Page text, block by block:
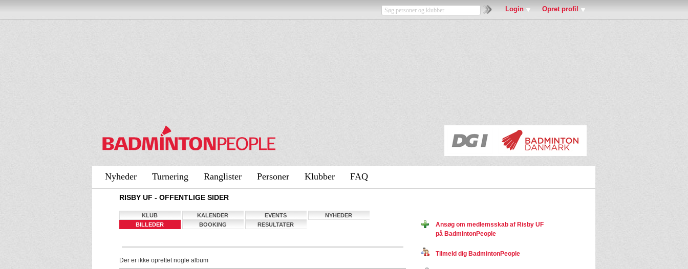
Login Opret profil
Nyheder Turnering Ranglister Personer Klubber FAQ
RISBY UF - OFFENTLIGE SIDER
KLUB KALENDER EVENTS
NYHEDER
BILLEDER
BOOKING RESULTATER
Der er ikke oprettet nogle album
Ansøg om medlemsskab af Risby UF
på BadmintonPeople
Tilmeld dig BadmintonPeople